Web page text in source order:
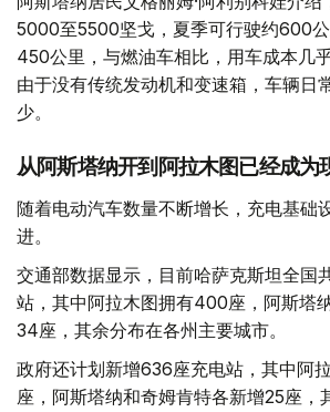
5000至5500坚戈，夏季可行驶约600
450公里，与燃油车相比，用车成本几
由于没有传统发动机和变速箱，车辆日
少。
从阿斯塔纳开到阿拉木图已经成为
随着电动汽车数量不断增长，充电基础
进。
交通部数据显示，目前哈萨克斯坦全国
站，其中阿拉木图拥有400座，阿斯塔
34座，其余分布在各州主要城市。
政府还计划新增636座充电站，其中阿
座，阿斯塔纳和奇姆肯特各新增25座，